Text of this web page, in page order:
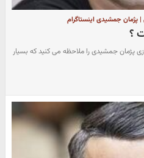
پژمان جمشیدی اینستاگرام
؟
پژمان جمشیدی را ملاحظه می کنید که بسیار